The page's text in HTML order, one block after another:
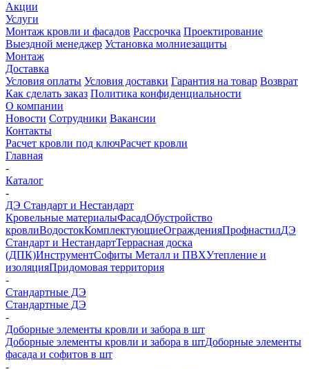
Акции
Услуги
Монтаж кровли и фасадов Рассрочка Проектирование
Выездной менеджер Установка молниезащиты
Монтаж
Доставка
Условия оплаты Условия доставки Гарантия на товар Возврат
Как сделать заказ Политика конфиденциальности
О компании
Новости Сотрудники Вакансии
Контакты
Расчет кровли под ключРасчет кровли
Главная
-
Каталог
-
ДЭ Стандарт и Нестандарт
Кровельные материалыФасадОбустройство
кровлиВодостокКомплектующиеОгражденияПрофнастилДЭ
Стандарт и НестандартТеррасная доска
(ДПК)ИнструментСофиты Металл и ПВХУтепление и
изоляцияПридомовая территория
-
Стандартные ДЭ
Стандартные ДЭ
-
Доборные элементы кровли и забора в шт
Доборные элементы кровли и забора в штДоборные элементы
фасада и софитов в шт
-